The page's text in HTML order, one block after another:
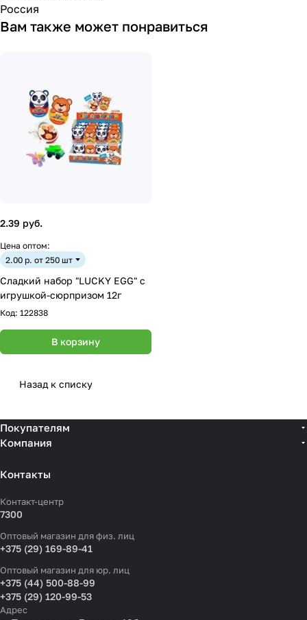
Россия
Вам также может понравиться
2.39 руб.
Цена оптом:
2.00 р. от 250 шт
Сладкий набор "LUCKY EGG" с
игрушкой-сюрпризом 12г
Код: 122838
В корзину
Назад к списку
Покупателям
Компания
Контакты
Контакт-центр
7300
Оптовый магазин для физ. лиц
+375 (29) 169-89-41
Оптовый магазин для юр. лиц
+375 (44) 500-88-99
+375 (29) 120-99-53
Адрес